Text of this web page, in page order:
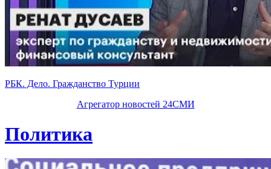
РБК. Дело. Гражданство Турции
Агрегатор новостей 24СМИ
Политика